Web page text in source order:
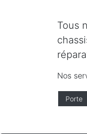
Tous
Nos
Porte